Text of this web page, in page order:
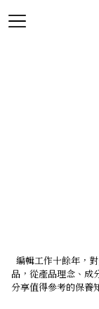
編輯工作十餘年，
品，從產品理念、成
分享值得參考的保養